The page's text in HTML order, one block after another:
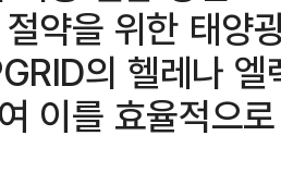
약을 위한 태양
의 헬레나
이를 효율적으